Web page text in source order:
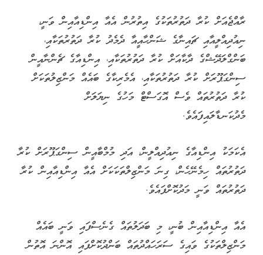
ރާއްޖެއަށް ކުރާ ދަތުރުތަކުގެ އިތުރުން އެއާ އިންޑިއާއިން ވަނީ،
ނިއުދިއްލީއާއި ޗައިނާގެ ޝަންހާއީއާ ދެމެދު ކުރާ ދަތުރުތަކާއި،
ބަންގްލަދޭޝްގެ ދާކާއަށް ކުރާ ދަތުރުތަކާއި، އިންޑިއާގެ ޗެންނާއީން
ސިންގަޕޫރަށް ކުރާ ދަތުރުތަކާއި، އެމެރިކާގެ ބައެއް މަންޒިލުތަކަށް
ކުރާ ދަތުރުތައް ވެސް އޮގަސްޓް މަހުގެ ނިޔަލަށް
މެދުކަނޑާލައިފައެވެ.
އެކަމަކު އިންޑިއާގެ ނިއުދިއްލީން، އަދި މުމްބާއީން ސިންގަޕޫރަށް ކުރާ
ދަތުރުތައް ހިމެނޭހެން، ގިނަ މަންޒިލްތަކަކަށް އެއާ އިންޑިއާއިން ކުރާ
ދަތުރުތައް ވަނީ މަދުކޮށްފައެވެ.
އެއާ އިންޑިއާއިން ބުނީ، މި ބަދަލުތައް ގެނެސްފައި ވަނީ ބައެއް
މަންޒިލްތަކުގެ ވައިގެ ސަރަހައްދުތައް ބަންދުކޮށްފައި އޮންނަ އޮތުން